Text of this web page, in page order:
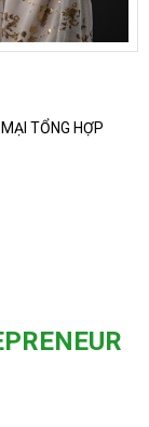
TỔNG HỢP